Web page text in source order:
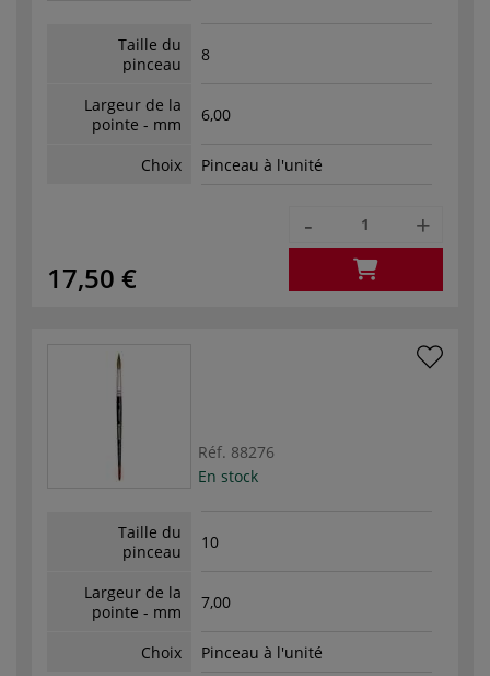
Taille du
pinceau
8
Largeur de la
pointe - mm
6,00
Choix Pinceau à l'unité
17,50 €
- +
Réf. 88276
En stock
Taille du
pinceau
10
Largeur de la
pointe - mm
7,00
Choix Pinceau à l'unité